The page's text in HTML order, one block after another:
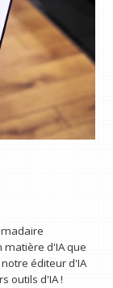
matière d'IA que
éditeur d'IA
outils d'IA !